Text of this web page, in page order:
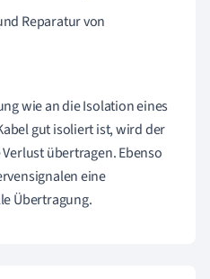
Reparatur von
wie an die Isolation eines
gut isoliert ist, wird der
übertragen. Ebenso
eine
Übertragung.